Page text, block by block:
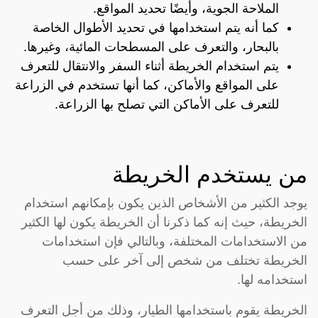
الملاحة الجوية، وأيضًا تحديد المواقع.
كما أنه يتم استخدامها في تحديد الأطوال الخاصة
بالبحار، والتعرف على المسطحات المائية، وغيرها.
يتم استخدام الخريطة أثناء السفر والانتقال للتعرف
على المواقع والأماكن، كما أنها تستخدم في الزراعة
للتعرف على الأماكن التي تصلح بها الزراعة.
من يستخدم الخريطة
يوجد الكثير من الأشخاص الذين يكون بإمكانهم استخدام
الخريطة، حيث إنه كما ذكرنا أن الخريطة يكون لها الكثير
من الاستخدامات المختلفة، وبالتالي فإن استخدامات
الخريطة تختلف من شخص إلى آخر على حسب
استخدامه لها.
الخريطة يقوم باستخدامها الطيار، وذلك من أجل التعرف